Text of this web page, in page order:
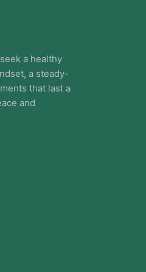
a healthy
a steady-
that last a
and